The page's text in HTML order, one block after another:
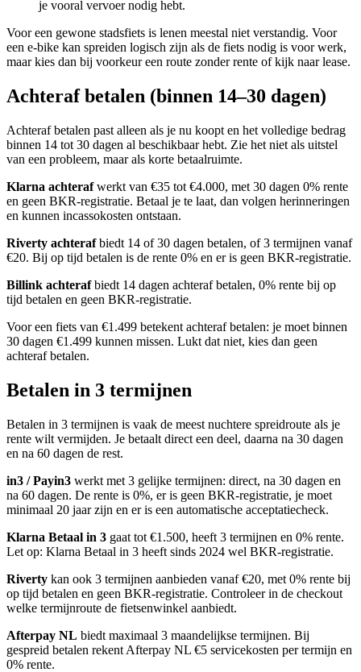
je vooral vervoer nodig hebt.
Voor een gewone stadsfiets is lenen meestal niet verstandig. Voor
een e-bike kan spreiden logisch zijn als de fiets nodig is voor werk,
maar kies dan bij voorkeur een route zonder rente of kijk naar lease.
Achteraf betalen (binnen 14–30 dagen)
Achteraf betalen past alleen als je nu koopt en het volledige bedrag
binnen 14 tot 30 dagen al beschikbaar hebt. Zie het niet als uitstel
van een probleem, maar als korte betaalruimte.
Klarna achterafwerkt van €35 tot €4.000, met 30 dagen 0% rente
en geen BKR-registratie. Betaal je te laat, dan volgen herinneringen
en kunnen incassokosten ontstaan.
Riverty achterafbiedt 14 of 30 dagen betalen, of 3 termijnen vanaf
€20. Bij op tijd betalen is de rente 0% en er is geen BKR-registratie.
Billink achterafbiedt 14 dagen achteraf betalen, 0% rente bij op
tijd betalen en geen BKR-registratie.
Voor een fiets van €1.499 betekent achteraf betalen: je moet binnen
30 dagen €1.499 kunnen missen. Lukt dat niet, kies dan geen
achteraf betalen.
Betalen in 3 termijnen
Betalen in 3 termijnen is vaak de meest nuchtere spreidroute als je
rente wilt vermijden. Je betaalt direct een deel, daarna na 30 dagen
en na 60 dagen de rest.
in3 / Payin3 werkt met 3 gelijke termijnen: direct, na 30 dagen en
na 60 dagen. De rente is 0%, er is geen BKR-registratie, je moet
minimaal 20 jaar zijn en er is een automatische acceptatiecheck.
Klarna Betaal in 3 gaat tot €1.500, heeft 3 termijnen en 0% rente.
Let op: Klarna Betaal in 3 heeft sinds 2024 wel BKR-registratie.
Riverty kan ook 3 termijnen aanbieden vanaf €20, met 0% rente bij
op tijd betalen en geen BKR-registratie. Controleer in de checkout
welke termijnroute de fietsenwinkel aanbiedt.
Afterpay NL biedt maximaal 3 maandelijkse termijnen. Bij
gespreid betalen rekent Afterpay NL €5 servicekosten per termijn en
0% rente.